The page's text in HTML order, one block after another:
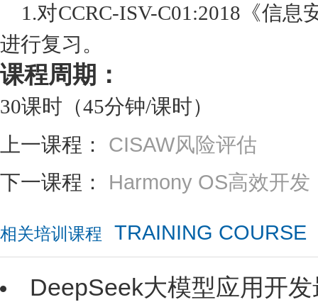
1.对CCRC-ISV-C01:2018《信
进行复习。
课程周期：
30课时（45分钟/课时）
上一课程： CISAW风险评估
下一课程： Harmony OS高效开发
相关培训课程 TRAINING COURSE
DeepSeek大模型应用开